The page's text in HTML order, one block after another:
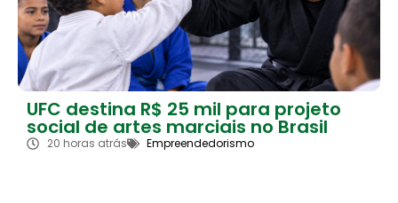
UFC destina R$ 25 mil para projeto
social de artes marciais no Brasil
20 horas atrás Empreendedorismo